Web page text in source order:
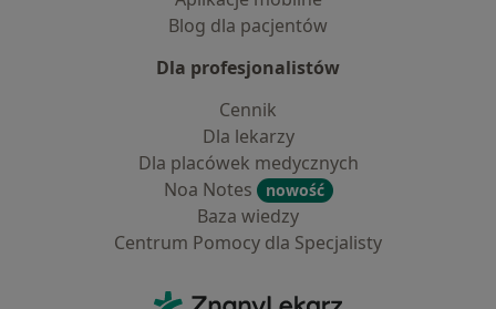
Blog dla pacjentów
Dla profesjonalistów
Cennik
Dla lekarzy
Dla placówek medycznych
Noa Notes
nowość
Baza wiedzy
Centrum Pomocy dla Specjalisty
ZnanyLekarz - Strona główna